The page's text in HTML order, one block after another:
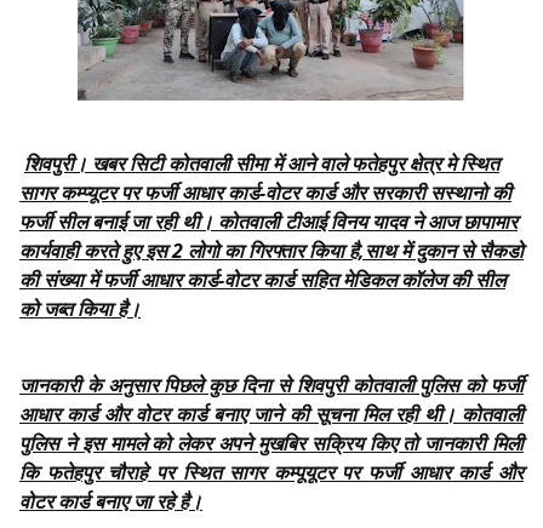
शिवपुरी। खबर सिटी कोतवाली सीमा में आने वाले फतेहपुर क्षेत्र मे स्थित
सागर कम्प्यूटर पर फर्जी आधार कार्ड-वोटर कार्ड और सरकारी सस्थानो की
फर्जी सील बनाई जा रही थी। कोतवाली टीआई विनय यादव ने आज छापामार
कार्यवाही करते हुए इस 2 लोगो का गिरफ्तार किया है,साथ में दुकान से सैकडो
की संख्या में फर्जी आधार कार्ड-वोटर कार्ड सहित मेडिकल कॉलेज की सील
को जब्त किया है।
जानकारी के अनुसार पिछले कुछ दिना से शिवपुरी कोतवाली पुलिस को फर्जी
आधार कार्ड और वोटर कार्ड बनाए जाने की सूचना मिल रही थी। कोतवाली
पुलिस ने इस मामले को लेकर अपने मुखबिर सक्रिय किए तो जानकारी मिली
कि फतेहपुर चौराहे पर स्थित सागर कम्पूयूटर पर फर्जी आधार कार्ड और
वोटर कार्ड बनाए जा रहे है।